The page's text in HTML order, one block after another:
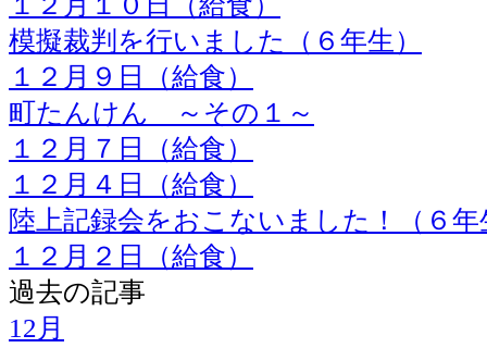
模擬裁判を行いました（６年生）
１２月９日（給食）
町たんけん ～その１～
１２月７日（給食）
１２月４日（給食）
陸上記録会をおこないました！（６年
１２月２日（給食）
過去の記事
12月